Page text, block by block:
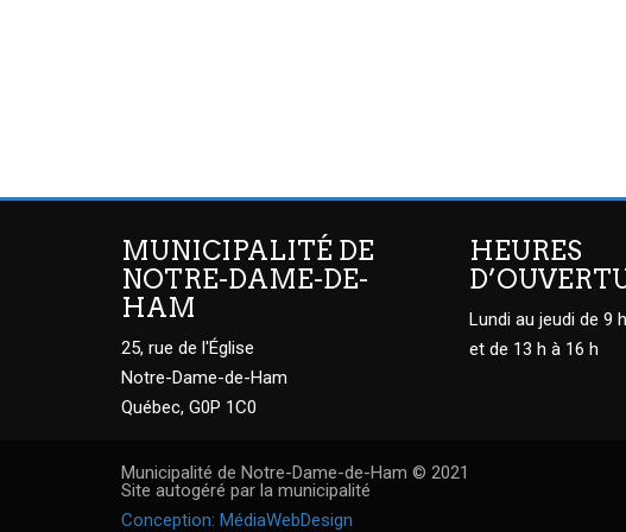
MUNICIPALITÉ DE
NOTRE-DAME-DE-
HAM
25, rue de l'Église
Notre-Dame-de-Ham
Québec, G0P 1C0
HEURES
Lundi au jeudi de 9
et de 13 h à 16 h
Municipalité de Notre-Dame-de-Ham © 2021
Site autogéré par la municipalité
Conception: MédiaWebDesign